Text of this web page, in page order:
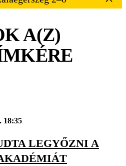
A(Z)
18:35
LEGYŐZNI A